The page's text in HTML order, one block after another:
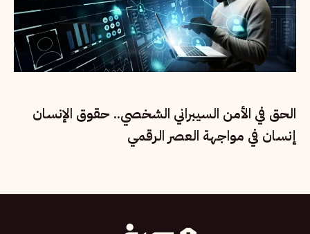
الحق في الأمن السيبراني الشخصي.. حقوق الإنسان
إنسان في مواجهة العصر الرقمي